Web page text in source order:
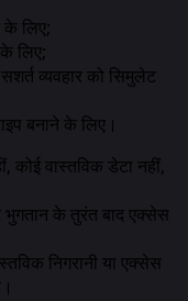
लिए;
लिए;
व्यवहार को सिमुलेट
बनाने के लिए।
कोई वास्तविक डेटा नहीं,
के तुरंत बाद एक्सेस
निगरानी या एक्सेस